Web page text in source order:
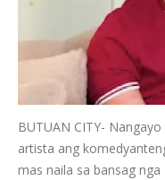
BUTUAN CITY-
artista ang
mas naila sa bansag nga